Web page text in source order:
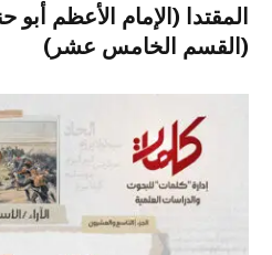
المقتدا (الإمام الأعظم أبو
(القسم الخامس عشر)